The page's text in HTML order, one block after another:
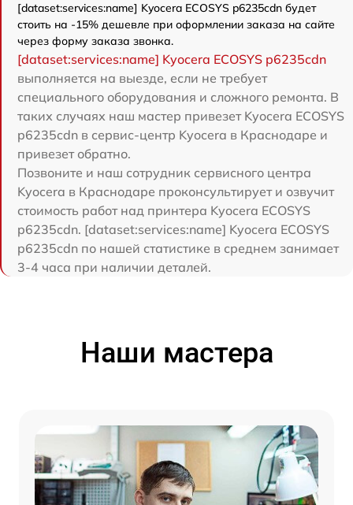
[dataset:services:name] Kyocera ECOSYS p6235cdn будет
стоить на -15% дешевле при оформлении заказа на сайте
через форму заказа звонка.
[dataset:services:name] Kyocera ECOSYS p6235cdn
выполняется на выезде, если не требует
специального оборудования и сложного ремонта. В
таких случаях наш мастер привезет Kyocera ECOSYS
p6235cdn в сервис-центр Kyocera в Краснодаре и
привезет обратно.
Позвоните и наш сотрудник сервисного центра
Kyocera в Краснодаре проконсультирует и озвучит
стоимость работ над принтера Kyocera ECOSYS
p6235cdn. [dataset:services:name] Kyocera ECOSYS
p6235cdn по нашей статистике в среднем занимает
3-4 часа при наличии деталей.
Наши мастера